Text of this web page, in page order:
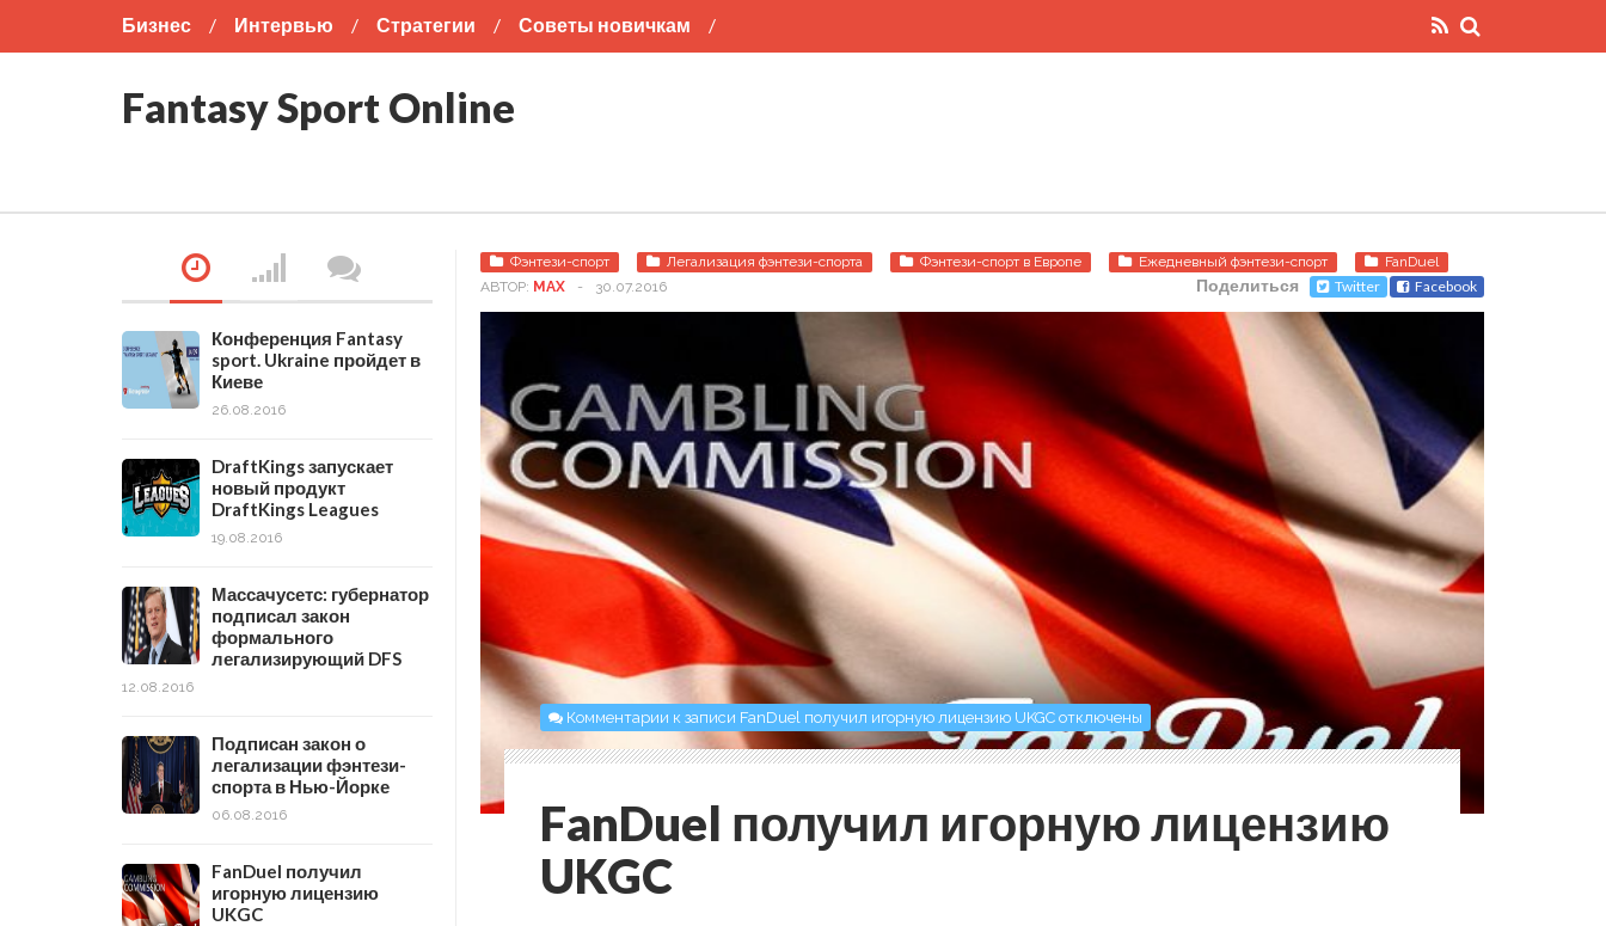
Бизнес Интервью Стратегии
Советы новичкам
Американский футбол
Бокс Футбол Хоккей Баскетбол
Fantasy Sport Online
Фэнтези-спорт Легализация фэнтези-спорта Фэнтези-спорт в Европе Ежедневный фэнтези-спорт
FanDuel
АВТОР: MAX - 30.07.2016 Поделиться Twitter Facebook
Комментарии к записи FanDuel получил игорную лицензию UKGC отключены
FanDuel получил игорную лицензию
UKGC
Конференция Fantasy
sport. Ukraine пройдет в
Киеве
26.08.2016
DraftKings запускает
новый продукт
DraftKings Leagues
19.08.2016
Массачусетс: губернатор
подписал закон
формального
легализирующий DFS
12.08.2016
Подписан закон о
легализации фэнтези-
спорта в Нью-Йорке
06.08.2016
FanDuel получил
игорную лицензию
UKGC